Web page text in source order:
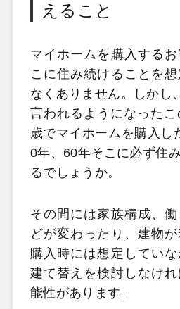
えること
マイホームを購入する
こに住み続けることを
なくありません。しかし
言われるようになった
歳でマイホームを購入し
0年、60年そこに必ず住
るでしょうか。
その間には家族構成、
どが変わったり、建物
購入時には想定してい
建て替えを検討しなけ
能性があります。